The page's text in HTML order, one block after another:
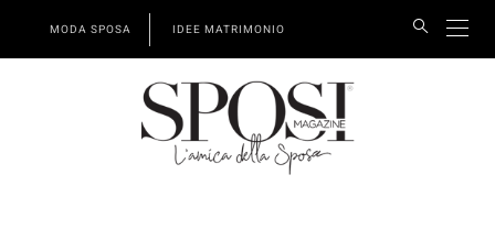
MODA SPOSA IDEE MATRIMONIO